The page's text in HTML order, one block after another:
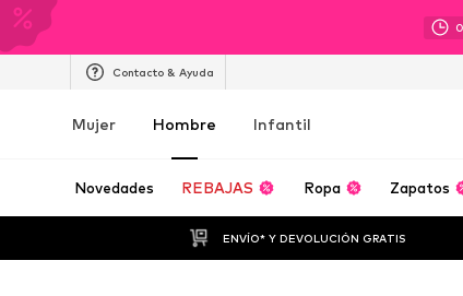
Contacto & Ayuda
Mujer Hombre Infantil
Novedades REBAJAS Ropa Zapatos
ENVÍO* Y DEVOLUCIÓN GRATIS